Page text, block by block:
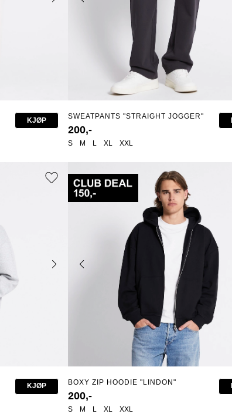
KJØP
S M L XL XXL
SWEATPANTS "STRAIGHT JOGGER"
200,-
KJØP
S M L XL XXL
BOXY ZIP HOODIE "LINDON"
200,-